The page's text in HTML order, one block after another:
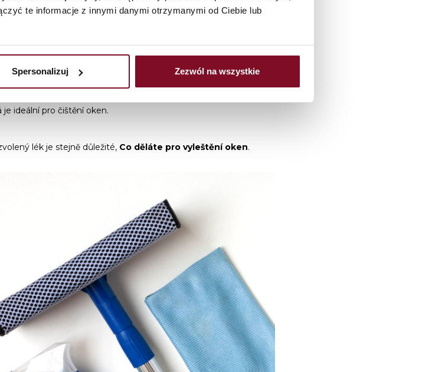
te informacje z innymi danymi otrzymanymi od Ciebie lub
Spersonalizuj Zezwól na wszystkie
pamatovat na výběr správného čisticího prostředku. V tomto
— tyto čisticí prostředky se rovnoměrně odpařují z povrchu
přírodní, levný a především účinný způsob výroby lesklých
ideální pro čištění oken.
lék je stejně důležité, Co děláte pro vyleštění oken.